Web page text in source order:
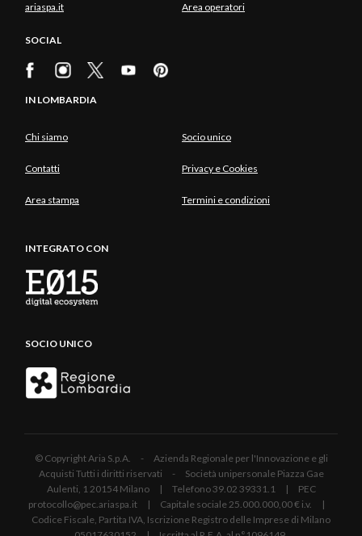
ariaspa.it Area operatori
SOCIAL
IN LOMBARDIA
Chi siamo Socio unico
Contatti Privacy e Cookies
Area stampa Termini e condizioni
INTEGRATO CON
SOCIO UNICO
© Copyright Aria S.p.A. - Azienda Regionale per l'Innovazione e gli
Acquisti Tutti i diritti riservati - Società unipersonale Piazza Gae
Aulenti, 1 20154 Milano | Telefono 39.02 39331.1 | PEC
protocollo@pec.ariaspa.it | Capitale sociale 25.000.000,00 € i.v. |
Codice Fiscale, Partita IVA, Iscrizione Registro delle Imprese di Milano